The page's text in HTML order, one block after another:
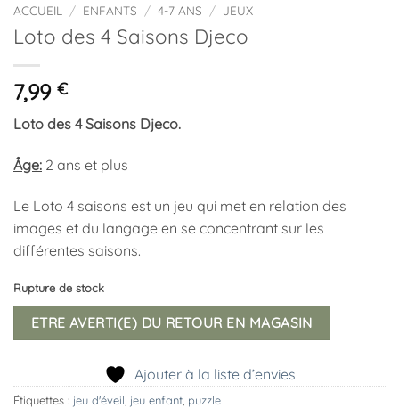
ACCUEIL / ENFANTS / 4-7 ANS / JEUX
Loto des 4 Saisons Djeco
7,99 €
Loto des 4 Saisons Djeco.
Âge: 2 ans et plus
Le Loto 4 saisons est un jeu qui met en relation des
images et du langage en se concentrant sur les
différentes saisons.
Rupture de stock
ETRE AVERTI(E) DU RETOUR EN MAGASIN
Ajouter à la liste d’envies
Étiquettes : jeu d'éveil jeu enfant puzzle